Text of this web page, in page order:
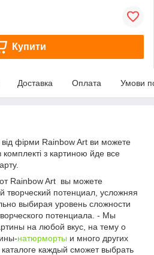
Купити
Доставка Оплата Умови
фірми Rainbow Art ви можете
з картиною йде все
Rainbow Art вы можете
творческий потенциал, усложняя
выбирая уровень сложности
потенциала. - Мы
на любой вкус, на тему о
натюрморты и много других
каждый сможет выбрать